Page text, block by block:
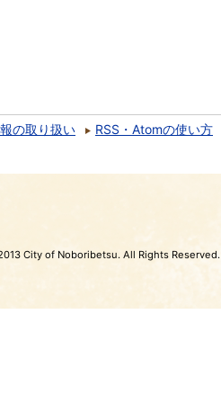
の取り扱い
RSS・Atomの使い方
City of Noboribetsu. All Rights Reserved.